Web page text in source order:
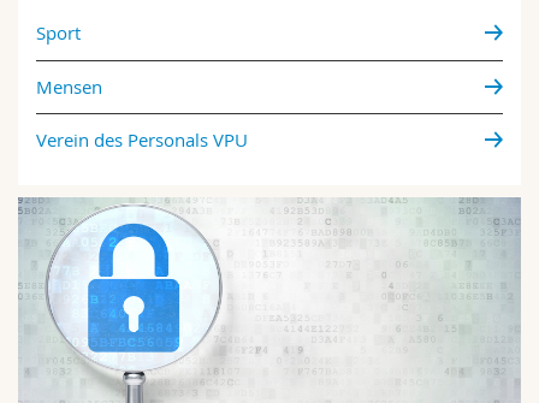
Sport
Mensen
Verein des Personals VPU